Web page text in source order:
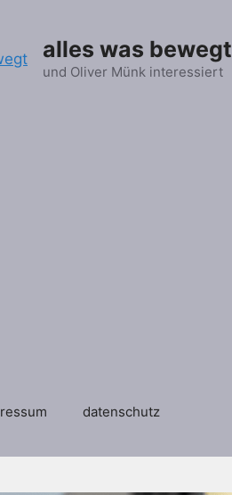
alles was bewegt
und Oliver Münk interessiert
datenschutz